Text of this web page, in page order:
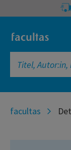
facultas